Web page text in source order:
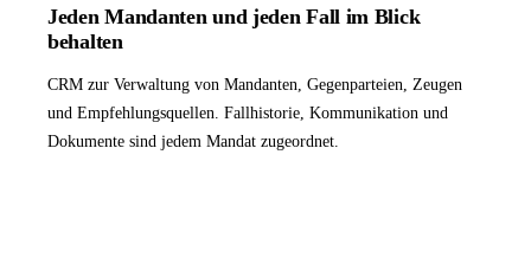
Jeden Mandanten und jeden Fall im Blick
behalten
CRM zur Verwaltung von Mandanten, Gegenparteien, Zeugen
und Empfehlungsquellen. Fallhistorie, Kommunikation und
Dokumente sind jedem Mandat zugeordnet.